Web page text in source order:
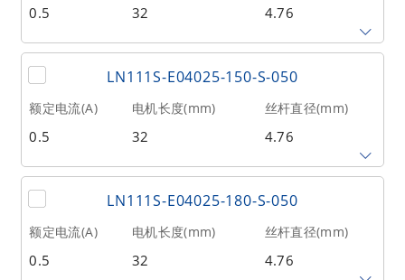
相数 转子惯量(g•cm²) 重量(kg)
2 9 0.1
0.5 32 4.76
丝杆导程(mm) 丝杆长度(mm) 额定推力(N
@300RPM)
相数 转子惯量(g•cm²) 重量(kg)
2 9 0.1
LN111S-E04025-150-S-050
额定电流(A) 电机长度(mm) 丝杆直径(mm)
0.5 32 4.76
丝杆导程(mm) 丝杆长度(mm) 额定推力(N
@300RPM)
相数 转子惯量(g•cm²) 重量(kg)
LN111S-E04025-180-S-050
额定电流(A) 电机长度(mm) 丝杆直径(mm)
0.5 32 4.76